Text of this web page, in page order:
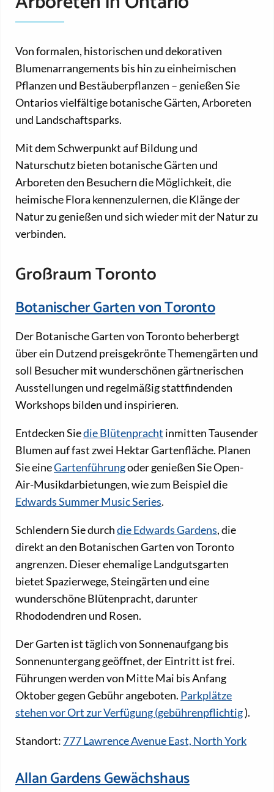
Von formalen, historischen und dekorativen
Blumenarrangements bis hin zu einheimischen
Pflanzen und Bestäuberpflanzen – genießen Sie
Ontarios vielfältige botanische Gärten, Arboreten
und Landschaftsparks.
Mit dem Schwerpunkt auf Bildung und
Naturschutz bieten botanische Gärten und
Arboreten den Besuchern die Möglichkeit, die
heimische Flora kennenzulernen, die Klänge der
Natur zu genießen und sich wieder mit der Natur zu
verbinden.
Großraum Toronto
Botanischer Garten von Toronto
Der Botanische Garten von Toronto beherbergt
über ein Dutzend preisgekrönte Themengärten und
soll Besucher mit wunderschönen gärtnerischen
Ausstellungen und regelmäßig stattfindenden
Workshops bilden und inspirieren.
Entdecken Siedie Blütenpracht inmitten Tausender
Blumen auf fast zwei Hektar Gartenfläche. Planen
Sie eineGartenführungoder genießen Sie Open-
Air-Musikdarbietungen, wie zum Beispiel die
Edwards Summer Music Series.
Schlendern Sie durchdie Edwards Gardens, die
direkt an den Botanischen Garten von Toronto
angrenzen. Dieser ehemalige Landgutsgarten
bietet Spazierwege, Steingärten und eine
wunderschöne Blütenpracht, darunter
Rhododendren und Rosen.
Der Garten ist täglich von Sonnenaufgang bis
Sonnenuntergang geöffnet, der Eintritt ist frei.
Führungen werden von Mitte Mai bis Anfang
Oktober gegen Gebühr angeboten. Parkplätze
stehen vor Ort zur Verfügung (gebührenpflichtig).
Standort: 777 Lawrence Avenue East, North York
Allan Gardens Gewächshaus